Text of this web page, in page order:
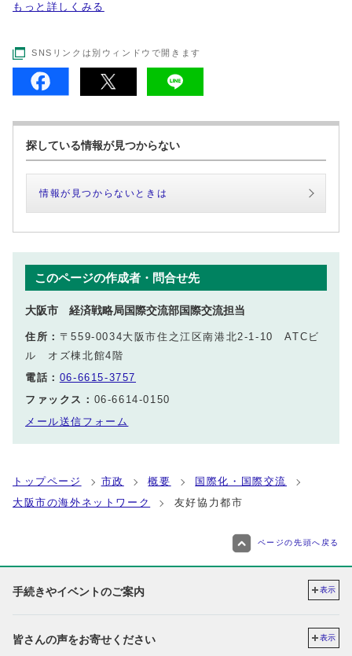
もっと詳しくみる
SNSリンクは別ウィンドウで開きます
探している情報が見つからない
情報が見つからないときは
このページの作成者・問合せ先
大阪市 経済戦略局国際交流部国際交流担当
住所： 〒559-0034大阪市住之江区南港北2‐1‐10 ATCビ
ル オズ棟北館4階
電話： 06-6615-3757
ファックス： 06-6614-0150
メール送信フォーム
トップページ 市政 概要
国際化・国際交流
大阪市の海外ネットワーク
友好協力都市
ページの先頭へ戻る
手続きやイベントのご案内 表示
皆さんの声をお寄せください 表示